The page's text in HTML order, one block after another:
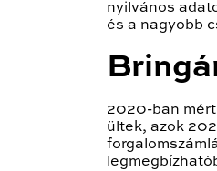
nyilvános
és a nagyobb
2020-ban
ültek, azok